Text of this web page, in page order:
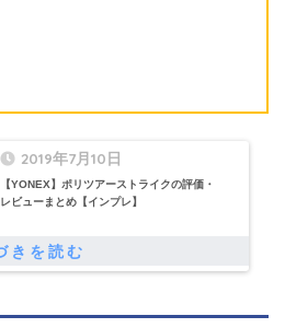
2019年7月10日
【YONEX】ポリツアーストライクの評価・
レビューまとめ【インプレ】